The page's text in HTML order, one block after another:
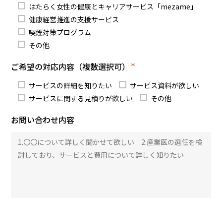
はたらく女性の健康とキャリアサービス「mezame」
健康経営推進の支援サービス
喫煙対策プログラム
その他
ご希望の対応内容（複数選択可） ＊
サービスの詳細を知りたい
サービス資料が欲しい
サービスに関する見積りが欲しい
その他
お問い合わせ内容